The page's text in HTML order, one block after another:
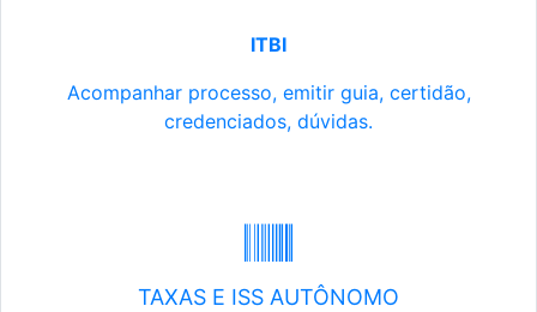
ITBI
Acompanhar processo, emitir guia, certidão,
credenciados, dúvidas.
TAXAS E ISS AUTÔNOMO